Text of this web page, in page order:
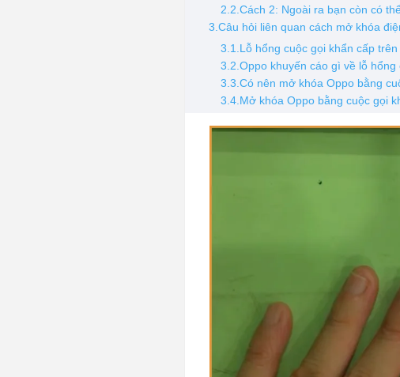
2.2.Cách 2: Ngoài ra bạn còn có
3.Câu hỏi liên quan cách mở khóa
3.1.Lỗ hổng cuộc gọi khẩn cấp
3.2.Oppo khuyến cáo gì về lỗ hổng
3.3.Có nên mở khóa Oppo bằng
3.4.Mở khóa Oppo bằng cuộc gọi